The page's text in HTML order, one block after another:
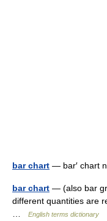
bar chart — bar′ chart
bar chart — (also bar
different quantities are
English terms dictionary